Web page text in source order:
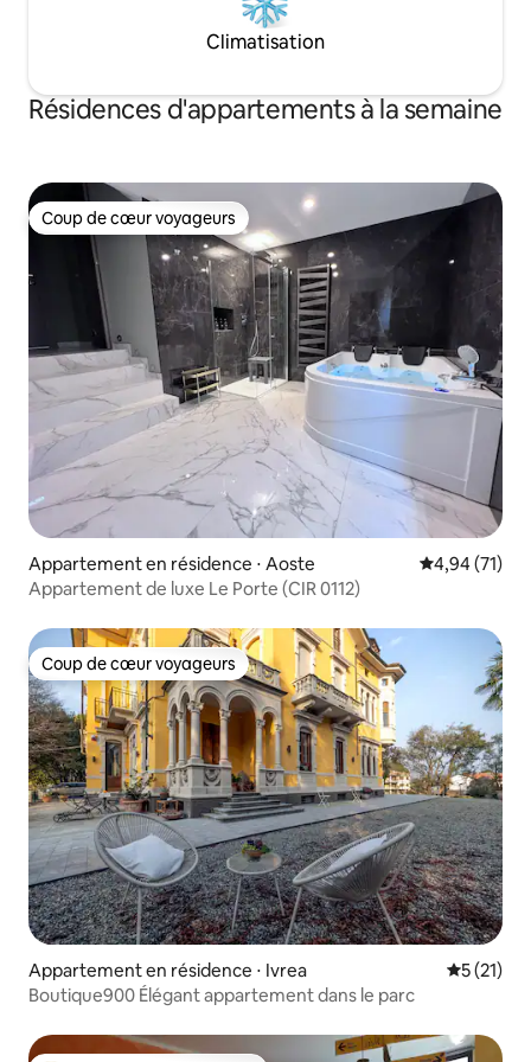
Climatisation
Résidences d'appartements à la semaine
Coup de cœur voyageurs
Coup de cœur voyageurs
Appartement en résidence ⋅ Aoste Évaluation
4,94 (71)
Appartement de luxe Le Porte (CIR 0112)
Coup de cœur voyageurs
Coup de cœur voyageurs
Appartement en résidence ⋅ Ivrea
5 (21)
Boutique900 Élégant appartement dans le parc